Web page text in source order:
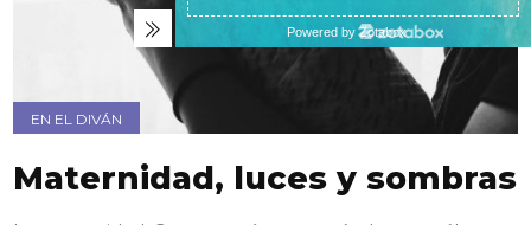
EN EL DIVÁN
Maternidad, luces y sombras